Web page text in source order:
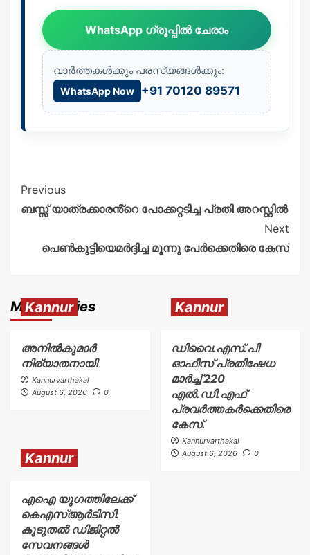
WhatsApp ഗ്രൂപ്പിൽ ചേരാം
വാർത്തകൾക്കും പരസ്യങ്ങൾക്കും:
WhatsApp Now +91 70120 89571
Previous
ബസ്സ് യാത്രക്കാരൻ്റെ പോക്കറ്റടിച്ച പ്രതി അറസ്റ്റിൽ
Next
പെൺകുട്ടിയെമർദ്ദിച്ച മൂന്നു പേർക്കെതിരെ കേസ്
More Stories
Kannur
അനിൽകുമാർ
നിര്യാതനായി
Kannurvarthakal
August 6, 2026
0
Kannur
ഡിവൈ.എസ്.പി
ഓഫീസ് പ്രതിഷേധ
മാർച്ച് 220
എൽ.ഡി.എഫ്
പ്രവർത്തകർക്കെതിരെ
കേസ്.
Kannurvarthakal
August 6, 2026
0
Kannur
എഐ യുഗത്തിലേക്ക്
കെഎസ്ആർടിസി:
കൂടുതൽ ഡിജിറ്റൽ
സേവനങ്ങൾ